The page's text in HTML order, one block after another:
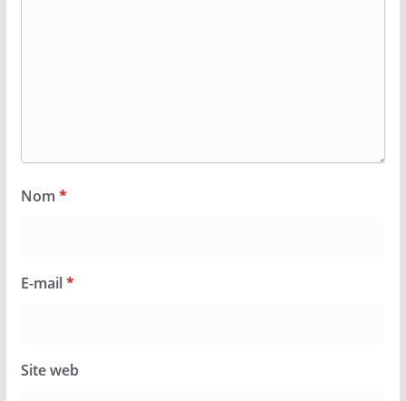
Nom *
E-mail*
Site web